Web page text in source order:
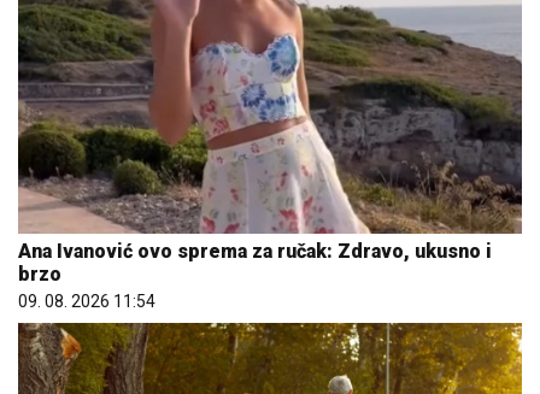
Ana Ivanović ovo sprema za ručak: Zdravo, ukusno i
brzo
09. 08. 2026 11:54